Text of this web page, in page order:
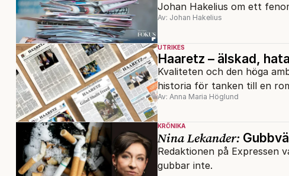
Johan Hakelius om ett
Av: Johan Hakelius
UTRIKES
Haaretz – älskad,
Kvaliteten och den höga
historia för tanken till en
Av: Anna Maria Höglund
KRÖNIKA
Nina Lekander:
Redaktionen på Expressen
gubbar inte.